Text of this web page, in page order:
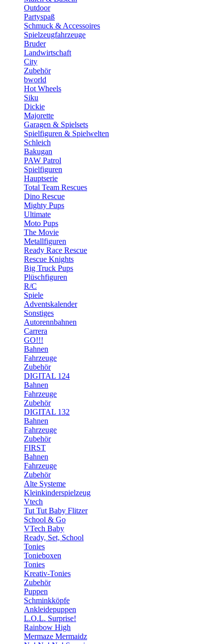
Outdoor
Partyspaß
Schmuck & Accessoires
Spielzeugfahrzeuge
Bruder
Landwirtschaft
City
Zubehör
bworld
Hot Wheels
Siku
Dickie
Majorette
Garagen & Spielsets
Spielfiguren & Spielwelten
Schleich
Bakugan
PAW Patrol
Spielfiguren
Hauptserie
Total Team Rescues
Dino Rescue
Mighty Pups
Ultimate
Moto Pups
The Movie
Metallfiguren
Ready Race Rescue
Rescue Knights
Big Truck Pups
Plüschfiguren
R/C
Spiele
Adventskalender
Sonstiges
Autorennbahnen
Carrera
GO!!!
Bahnen
Fahrzeuge
Zubehör
DIGITAL 124
Bahnen
Fahrzeuge
Zubehör
DIGITAL 132
Bahnen
Fahrzeuge
Zubehör
FIRST
Bahnen
Fahrzeuge
Zubehör
Alte Systeme
Kleinkinderspielzeug
Vtech
Tut Tut Baby Flitzer
School & Go
VTech Baby
Ready, Set, School
Tonies
Tonieboxen
Tonies
Kreativ-Tonies
Zubehör
Puppen
Schminkköpfe
Ankleidepuppen
L.O.L. Surprise!
Rainbow High
Mermaze Mermaidz